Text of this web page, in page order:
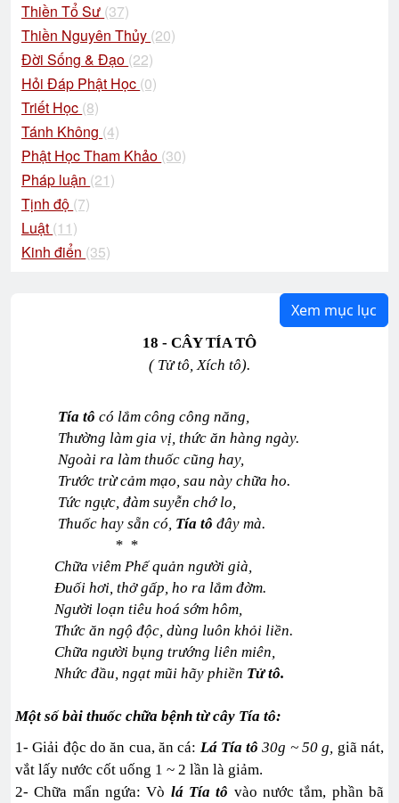
Thiền Tổ Sư (37)
Thiền Nguyên Thủy (20)
Đời Sống & Đạo (22)
Hỏi Đáp Phật Học (0)
Triết Học (8)
Tánh Không (4)
Phật Học Tham Khảo (30)
Pháp luận (21)
Tịnh độ (7)
Luật (11)
Kinh điển (35)
Xem mục lục
18 - CÂY TÍA TÔ
( Tử tô, Xích tô).
Tía tô có lắm công công năng,
Thường làm gia vị, thức ăn hàng ngày.
Ngoài ra làm thuốc cũng hay,
Trước trừ cảm mạo, sau này chữa ho.
Tức ngực, đàm suyễn chớ lo,
Thuốc hay sẵn có, Tía tô đây mà.
* *
Chữa viêm Phế quản người già,
Đuối hơi, thở gấp, ho ra lắm đờm.
Người loạn tiêu hoá sớm hôm,
Thức ăn ngộ độc, dùng luôn khỏi liền.
Chữa người bụng trướng liên miên,
Nhức đầu, ngạt mũi hãy phiền Tử tô.
Một số bài thuốc chữa bệnh từ cây Tía tô:
1- Giải độc do ăn cua, ăn cá: Lá Tía tô 30g ~ 50 g, giã nát,
vắt lấy nước cốt uống 1 ~ 2 lần là giảm.
2- Chữa mẩn ngứa: Vò lá Tía tô vào nước tắm, phần bã